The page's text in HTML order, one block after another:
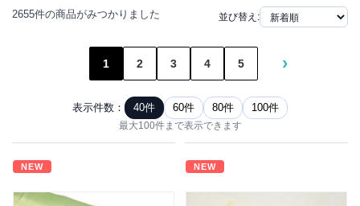
2655件の商品がみつかりました 並び替え:
1 2 3 4 5 ›
表示件数： 40件 60件 80件 100件
最大100件まで表示できます
NEW NEW